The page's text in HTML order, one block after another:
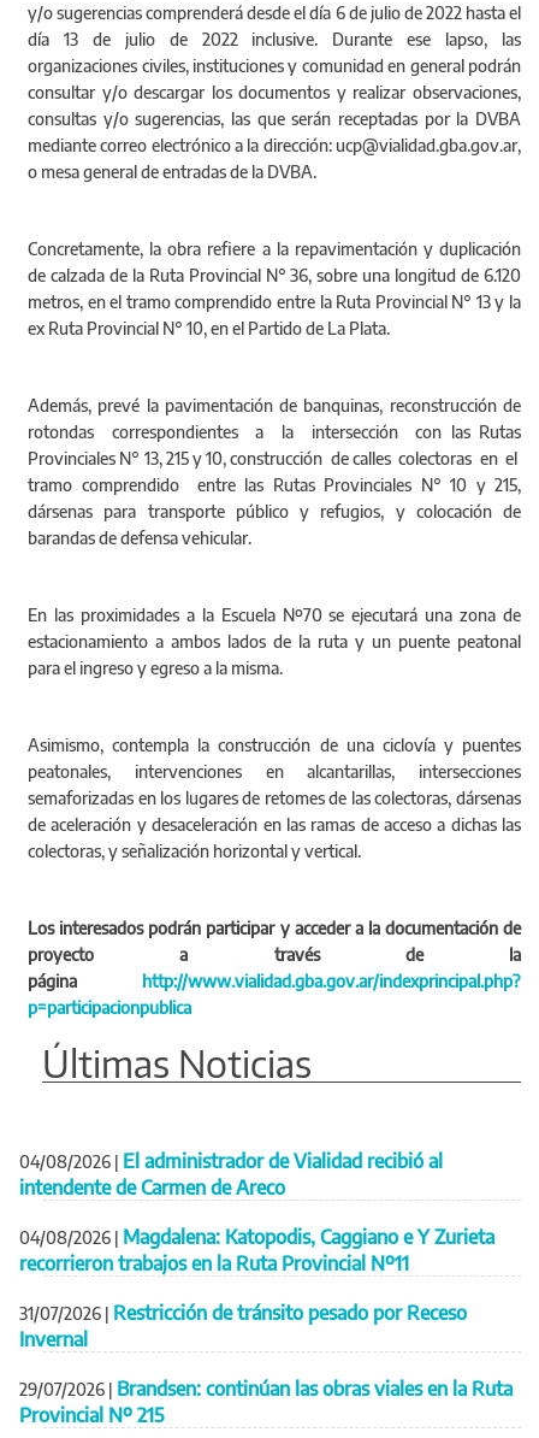
y/o sugerencias comprenderá desde el día 6 de julio de 2022 hasta el
día 13 de julio de 2022 inclusive. Durante ese lapso, las
organizaciones civiles, instituciones y comunidad en general podrán
consultar y/o descargar los documentos y realizar observaciones,
consultas y/o sugerencias, las que serán receptadas por la DVBA
mediante correo electrónico a la dirección: ucp@vialidad.gba.gov.ar,
o mesa general de entradas de la DVBA.
Concretamente, la obra refiere a la repavimentación y duplicación
de calzada de la Ruta Provincial N° 36, sobre una longitud de 6.120
metros, en el tramo comprendido entre la Ruta Provincial N° 13 y la
ex Ruta Provincial N° 10, en el Partido de La Plata.
Además, prevé la pavimentación de banquinas, reconstrucción de
rotondas correspondientes a la intersección con las Rutas
Provinciales N° 13, 215 y 10, construcción de calles colectoras en el
tramo comprendido entre las Rutas Provinciales N° 10 y 215,
dársenas para transporte público y refugios, y colocación de
barandas de defensa vehicular.
En las proximidades a la Escuela Nº70 se ejecutará una zona de
estacionamiento a ambos lados de la ruta y un puente peatonal
para el ingreso y egreso a la misma.
Asimismo, contempla la construcción de una ciclovía y puentes
peatonales, intervenciones en alcantarillas, intersecciones
semaforizadas en los lugares de retomes de las colectoras, dársenas
de aceleración y desaceleración en las ramas de acceso a dichas las
colectoras, y señalización horizontal y vertical.
Los interesados podrán participar y acceder a la documentación de
proyecto a través de la
página http://www.vialidad.gba.gov.ar/indexprincipal.php?
p=participacionpublica
Últimas Noticias
04/08/2026 | El administrador de Vialidad recibió al
intendente de Carmen de Areco
04/08/2026 | Magdalena: Katopodis, Caggiano e Y Zurieta
recorrieron trabajos en la Ruta Provincial Nº11
31/07/2026 | Restricción de tránsito pesado por Receso
Invernal
29/07/2026 | Brandsen: continúan las obras viales en la Ruta
Provincial Nº 215